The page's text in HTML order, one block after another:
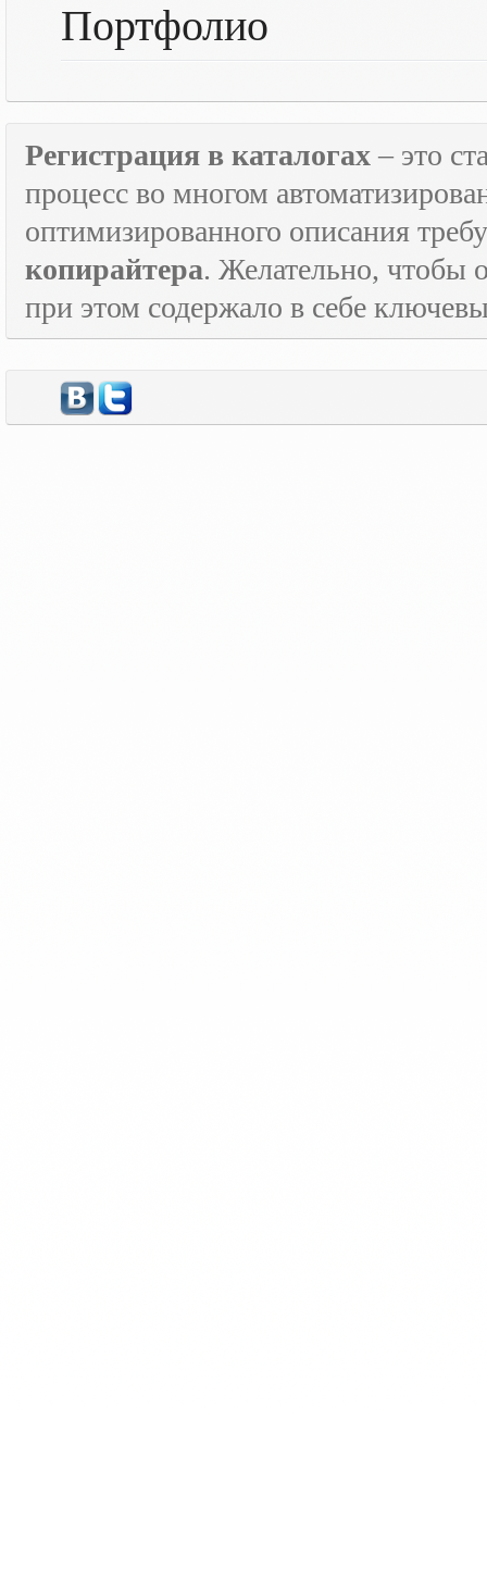
Портфолио
Регистрация в каталогах– это
процесс во многом
оптимизированного описания
копирайтера. Желательно, чтобы
при этом содержало в себе